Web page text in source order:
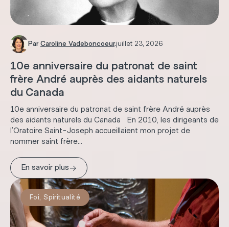
Par Caroline Vadeboncoeur.juillet 23, 2026
10e anniversaire du patronat de saint
frère André auprès des aidants naturels
du Canada
10e anniversaire du patronat de saint frère André auprès
des aidants naturels du Canada En 2010, les dirigeants de
l’Oratoire Saint-Joseph accueillaient mon projet de
nommer saint frère...
En savoir plus→
Foi ,Spiritualité